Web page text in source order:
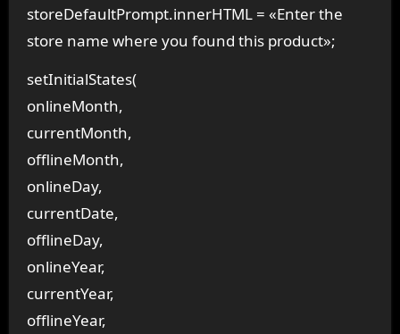
storeDefaultPrompt.innerHTML = «Enter the
store name where you found this product»;
setInitialStates(
onlineMonth,
currentMonth,
offlineMonth,
onlineDay,
currentDate,
offlineDay,
onlineYear,
currentYear,
offlineYear,